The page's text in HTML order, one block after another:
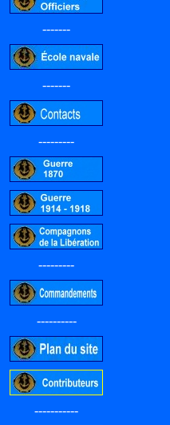
-------
-------
---------
---------
----------
-----------